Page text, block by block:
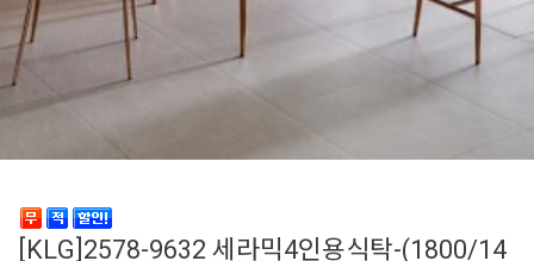
[KLG]2578-9632 세라믹4인용식탁-(1800/14